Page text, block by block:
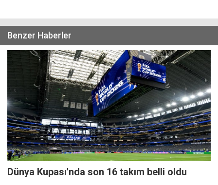
Benzer Haberler
Dünya Kupası'nda son 16 takım belli oldu